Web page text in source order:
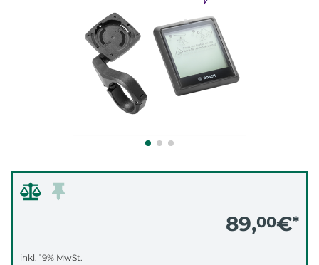
89,00€*
inkl. 19% MwSt.